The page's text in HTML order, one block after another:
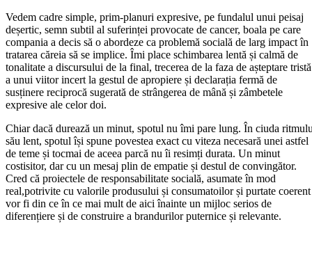
Vedem cadre simple, prim-planuri expresive, pe fundalul unui peisaj
deșertic, semn subtil al suferinței provocate de cancer, boala pe care
compania a decis să o abordeze ca problemă socială de larg impact în
tratarea căreia să se implice. Îmi place schimbarea lentă și calmă de
tonalitate a discursului de la final, trecerea de la faza de așteptare tristă
a unui viitor incert la gestul de apropiere și declarația fermă de
susținere reciprocă sugerată de strângerea de mână și zâmbetele
expresive ale celor doi.
Chiar dacă durează un minut, spotul nu îmi pare lung. În ciuda
său lent, spotul își spune povestea exact cu viteza necesară unei astfel
de teme și tocmai de aceea parcă nu îi resimți durata. Un minut
costisitor, dar cu un mesaj plin de empatie și destul de convingător.
Cred că proiectele de responsabilitate socială, asumate în mod
real,potrivite cu valorile produsului și consumatoilor și purtate coerent
vor fi din ce în ce mai mult de aici înainte un mijloc serios de
diferențiere și de construire a brandurilor puternice și relevante.